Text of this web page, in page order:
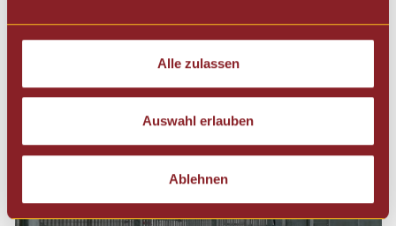
Alle zulassen
Auswahl erlauben
Ablehnen